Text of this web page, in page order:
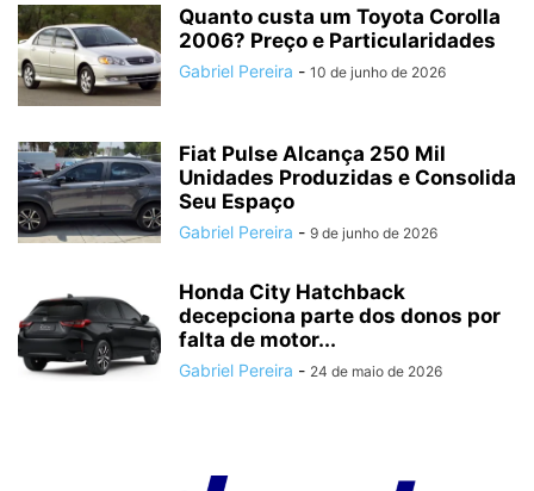
Quanto custa um Toyota Corolla
2006? Preço e Particularidades
Gabriel Pereira - 10 de junho de 2026
Fiat Pulse Alcança 250 Mil
Unidades Produzidas e Consolida
Seu Espaço
Gabriel Pereira - 9 de junho de 2026
Honda City Hatchback
decepciona parte dos donos por
falta de motor...
Gabriel Pereira - 24 de maio de 2026